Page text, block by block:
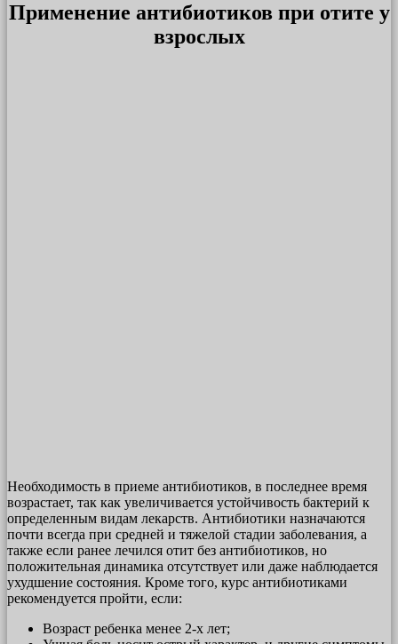
Применение антибиотиков при отите у
взрослых
Необходимость в приеме антибиотиков, в последнее время
возрастает, так как увеличивается устойчивость бактерий к
определенным видам лекарств. Антибиотики назначаются
почти всегда при средней и тяжелой стадии заболевания, а
также если ранее лечился отит без антибиотиков, но
положительная динамика отсутствует или даже наблюдается
ухудшение состояния. Кроме того, курс антибиотиками
рекомендуется пройти, если:
Возраст ребенка менее 2-х лет;